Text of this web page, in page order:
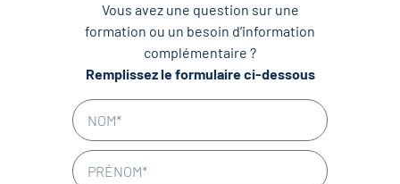
Vous avez une question sur une
formation ou un besoin d’information
complémentaire ?
Remplissez le formulaire ci-dessous